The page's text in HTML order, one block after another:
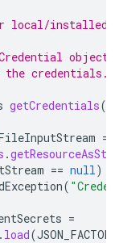
local/installed
object.
getCredentials()
=
.
== null)
(
=
. load(JSON_FACTORY